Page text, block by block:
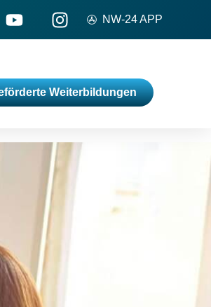
NW-24 APP
Weiterbildungen